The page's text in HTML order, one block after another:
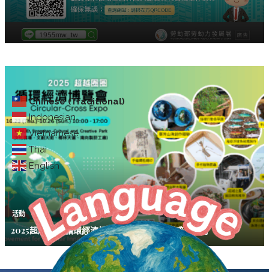
Chinese (Traditional)
Indonesian
Vietnamese
Thai
English
活動
2025超越圈圈 循環經濟博覽會10/23-26松菸盛大舉行